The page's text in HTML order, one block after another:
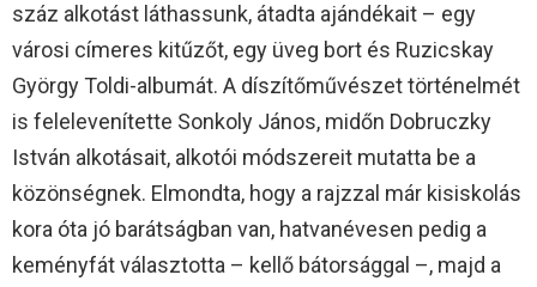
száz alkotást láthassunk, átadta ajándékait – egy
városi címeres kitűzőt, egy üveg bort és Ruzicskay
György Toldi-albumát. A díszítőművészet történelmét
is felelevenítette Sonkoly János, midőn Dobruczky
István alkotásait, alkotói módszereit mutatta be a
közönségnek. Elmondta, hogy a rajzzal már kisiskolás
kora óta jó barátságban van, hatvanévesen pedig a
keményfát választotta – kellő bátorsággal –, majd a